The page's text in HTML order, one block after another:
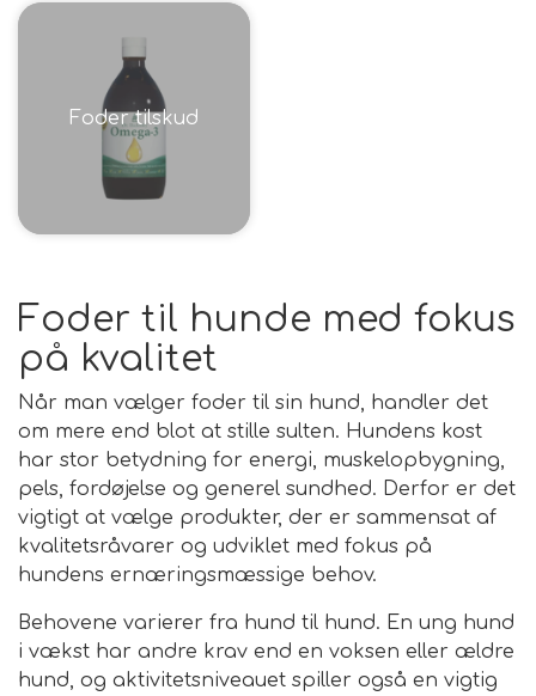
Foder tilskud
Foder til hunde med fokus
på kvalitet
Når man vælger foder til sin hund, handler det
om mere end blot at stille sulten. Hundens kost
har stor betydning for energi, muskelopbygning,
pels, fordøjelse og generel sundhed. Derfor er det
vigtigt at vælge produkter, der er sammensat af
kvalitetsråvarer og udviklet med fokus på
hundens ernæringsmæssige behov.
Behovene varierer fra hund til hund. En ung hund
i vækst har andre krav end en voksen eller ældre
hund, og aktivitetsniveauet spiller også en vigtig